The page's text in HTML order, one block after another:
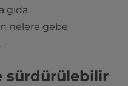
gıda
nelere gebe
sürdürülebilir